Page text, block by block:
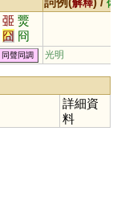
解釋 備
臦 燛
囧 冏
同聲同調 光明
詳細資
料